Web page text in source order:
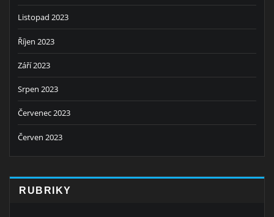
Listopad 2023
Říjen 2023
Září 2023
Srpen 2023
Červenec 2023
Červen 2023
RUBRIKY